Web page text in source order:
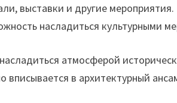
выставки и другие
насладиться культурными
атмосферой
вписывается в архитектурный